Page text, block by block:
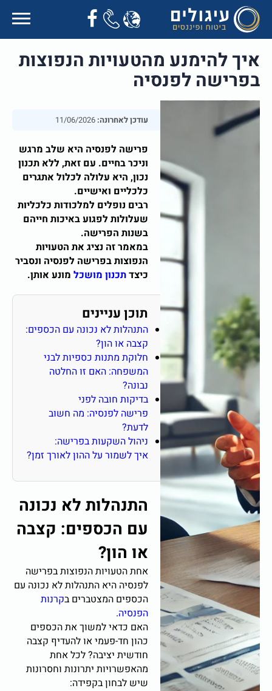
איך להימנע מהטעויות הנפוצות
בפרישה לפנסיה
עודכן לאחרונה:
פרישה לפנסיה היא שלב מרגש
וניכר בחיים. עם זאת, ללא תכנון
נכון, היא עלולה לכלול אתגרים
כלכליים ואישיים.
רבים נופלים למלכודות כלכליות
שעלולות לפגוע באיכות חייהם
בשנות הפרישה.
במאמר זה נציג את הטעויות
הנפוצות בפרישה לפנסיה ונסביר
כיצדתכנון מושכלמונע אותן.
תוכן עניינים
התנהלות לא נכונה עם הכספים:
קצבה או הון?
חלוקת מתנות כספיות לבני
המשפחה: האם זו החלטה
נבונה?
בדיקות חובה לפני
פרישה לפנסיה: מה חשוב
לדעת?
ניהול השקעות בפרישה:
איך לשמור על ההון לאורך זמן?
התנהלות לא נכונה
עם הכספים: קצבה
או הון?
אחת הטעויות הנפוצות בפרישה
לפנסיה היא התנהלות לא נכונה עם
הכספים המצטברים בקרנות
הפנסיה.
האם כדאי למשוך את הכספים
כהון חד-פעמי או להעדיף קצבה
חודשית יציבה? לכל אחת
מהאפשרויות יתרונות וחסרונות
שיש לבחון בקפידה: